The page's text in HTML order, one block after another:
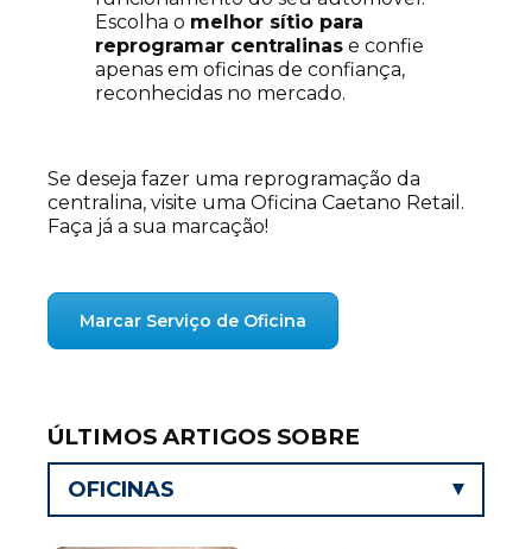
Escolha o melhor sítio para
reprogramar centralinas e confie
apenas em oficinas de confiança,
reconhecidas no mercado.
Se deseja fazer uma reprogramação da
centralina, visite uma Oficina Caetano Retail.
Faça já a sua marcação!
Marcar Serviço de Oficina
ÚLTIMOS ARTIGOS SOBRE
OFICINAS